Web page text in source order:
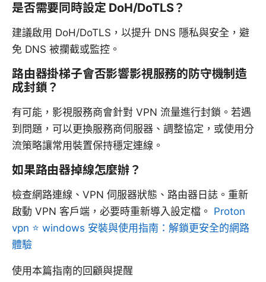
是否需要同時設定 DoH/DoTLS？
建議啟用 DoH/DoTLS，以提升 DNS 隱私與安全，避
免 DNS 被攔截或監控。
路由器掛梯子會否影響影視服務的防守機制造
成封鎖？
有可能，影視服務商會針對 VPN 流量進行封鎖。若遇
到問題，可以更換服務商伺服器、調整協定，或使用分
流策略讓常用裝置保持穩定連線。
如果路由器掉線怎麼辦？
檢查網路連線、VPN 伺服器狀態、路由器日誌。重新
啟動 VPN 客戶端，必要時重新導入設定檔。 Proton
vpn ⭐ windows 安裝與使用指南：解鎖更安全的網路
體驗
使用本篇指南的回顧與提醒